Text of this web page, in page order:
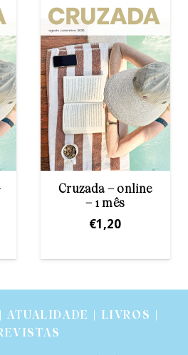
Cruzada – online
– 1 mês
€1,20
| ATUALIDADE | LIVROS |